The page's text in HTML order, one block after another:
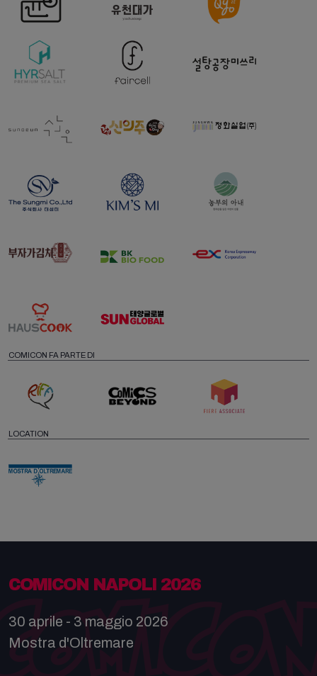
COMICON FA PARTE DI
LOCATION
COMICON NAPOLI 2026
30 aprile - 3 maggio 2026
Mostra d'Oltremare